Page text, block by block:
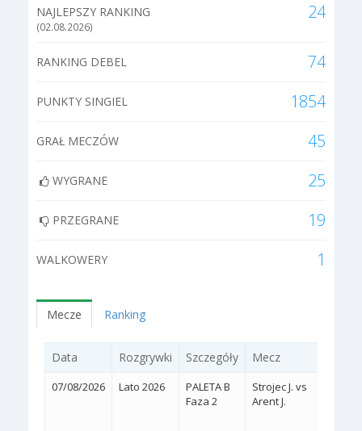
NAJLEPSZY RANKING
(02.08.2026)
24
RANKING DEBEL 74
PUNKTY SINGIEL 1854
GRAŁ MECZÓW 45
WYGRANE 25
PRZEGRANE 19
WALKOWERY 1
Mecze Ranking
Data Rozgrywki Szczegóły Mecz
07/08/2026 Lato 2026
PALETA B
Faza 2
Strojec J. vs
Arent J.